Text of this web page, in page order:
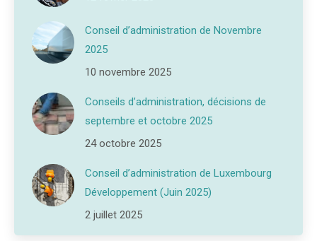
Conseil d’administration de Novembre
2025
10 novembre 2025
Conseils d’administration, décisions de
septembre et octobre 2025
24 octobre 2025
Conseil d’administration de Luxembourg
Développement (Juin 2025)
2 juillet 2025